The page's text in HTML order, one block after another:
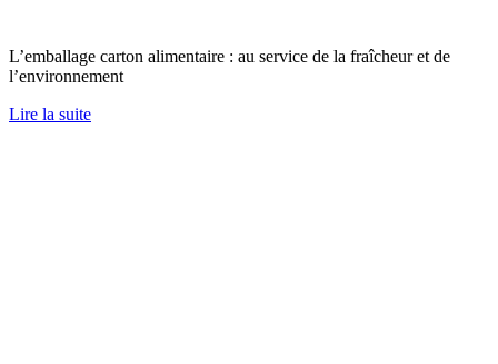
L’emballage carton alimentaire : au service de la fraîcheur et de
l’environnement
Lire la suite